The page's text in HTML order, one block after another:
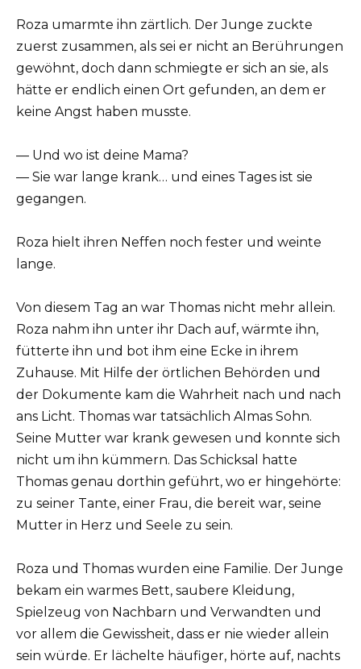
Roza umarmte ihn zärtlich. Der Junge zuckte
zuerst zusammen, als sei er nicht an Berührungen
gewöhnt, doch dann schmiegte er sich an sie, als
hätte er endlich einen Ort gefunden, an dem er
keine Angst haben musste.
— Und wo ist deine Mama?
— Sie war lange krank… und eines Tages ist sie
gegangen.
Roza hielt ihren Neffen noch fester und weinte
lange.
Von diesem Tag an war Thomas nicht mehr allein.
Roza nahm ihn unter ihr Dach auf, wärmte ihn,
fütterte ihn und bot ihm eine Ecke in ihrem
Zuhause. Mit Hilfe der örtlichen Behörden und
der Dokumente kam die Wahrheit nach und nach
ans Licht. Thomas war tatsächlich Almas Sohn.
Seine Mutter war krank gewesen und konnte sich
nicht um ihn kümmern. Das Schicksal hatte
Thomas genau dorthin geführt, wo er hingehörte:
zu seiner Tante, einer Frau, die bereit war, seine
Mutter in Herz und Seele zu sein.
Roza und Thomas wurden eine Familie. Der Junge
bekam ein warmes Bett, saubere Kleidung,
Spielzeug von Nachbarn und Verwandten und
vor allem die Gewissheit, dass er nie wieder allein
sein würde. Er lächelte häufiger, hörte auf, nachts